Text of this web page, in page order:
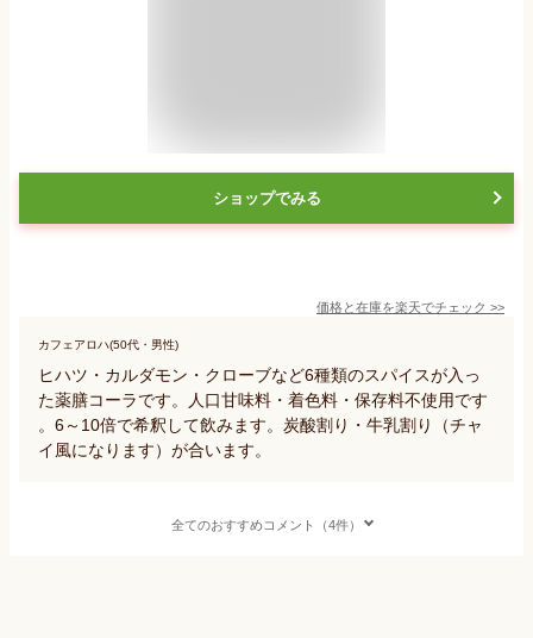
ショップでみる
価格と在庫を楽天でチェック >>
カフェアロハ(50代・男性)
ヒハツ・カルダモン・クローブなど6種類のスパイスが入っ
た薬膳コーラです。人口甘味料・着色料・保存料不使用です
。6～10倍で希釈して飲みます。炭酸割り・牛乳割り（チャ
イ風になります）が合います。
全てのおすすめコメント（4件）